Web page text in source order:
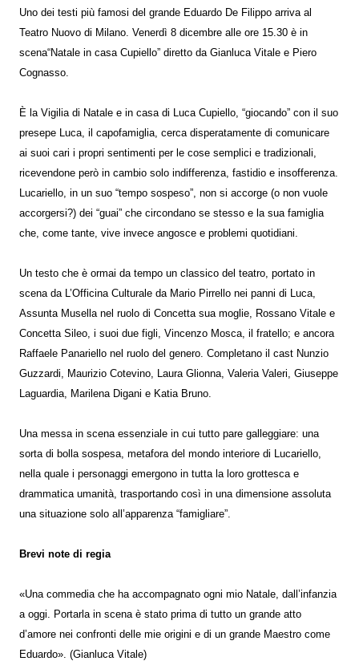
Uno dei testi più famosi del grande Eduardo De Filippo arriva al
Teatro Nuovo di Milano. Venerdì 8 dicembre alle ore 15.30 è in
scena“Natale in casa Cupiello” diretto da Gianluca Vitale e Piero
Cognasso.
È la Vigilia di Natale e in casa di Luca Cupiello, “giocando” con il suo
presepe Luca, il capofamiglia, cerca disperatamente di comunicare
ai suoi cari i propri sentimenti per le cose semplici e tradizionali,
ricevendone però in cambio solo indifferenza, fastidio e insofferenza.
Lucariello, in un suo “tempo sospeso”, non si accorge (o non vuole
accorgersi?) dei “guai” che circondano se stesso e la sua famiglia
che, come tante, vive invece angosce e problemi quotidiani.
Un testo che è ormai da tempo un classico del teatro, portato in
scena da L’Officina Culturale da Mario Pirrello nei panni di Luca,
Assunta Musella nel ruolo di Concetta sua moglie, Rossano Vitale e
Concetta Sileo, i suoi due figli, Vincenzo Mosca, il fratello; e ancora
Raffaele Panariello nel ruolo del genero. Completano il cast Nunzio
Guzzardi, Maurizio Cotevino, Laura Glionna, Valeria Valeri, Giuseppe
Laguardia, Marilena Digani e Katia Bruno.
Una messa in scena essenziale in cui tutto pare galleggiare: una
sorta di bolla sospesa, metafora del mondo interiore di Lucariello,
nella quale i personaggi emergono in tutta la loro grottesca e
drammatica umanità, trasportando così in una dimensione assoluta
una situazione solo all’apparenza “famigliare”.
Brevi note di regia
«Una commedia che ha accompagnato ogni mio Natale, dall’infanzia
a oggi. Portarla in scena è stato prima di tutto un grande atto
d’amore nei confronti delle mie origini e di un grande Maestro come
Eduardo». (Gianluca Vitale)